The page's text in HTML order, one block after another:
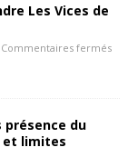
Les Vices de
Commentaires fermés
présence du
et limites